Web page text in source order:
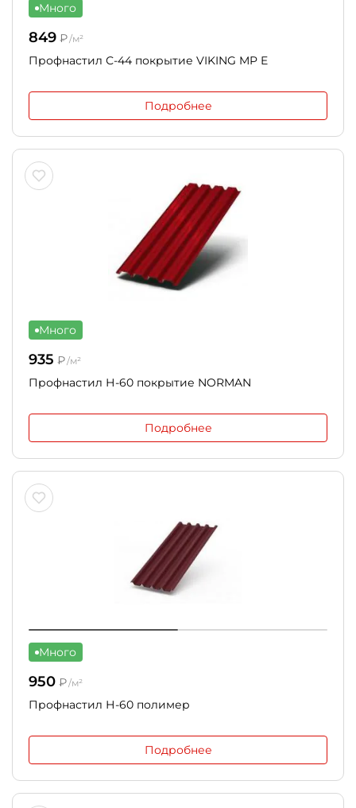
Много
849 ₽/м²
Профнастил С-44 покрытие VIKING MP E
Подробнее
Много
935 ₽/м²
Профнастил Н-60 покрытие NORMAN
Подробнее
Много
950 ₽/м²
Профнастил Н-60 полимер
Подробнее